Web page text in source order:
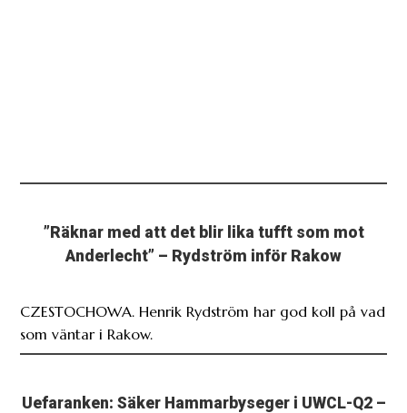
”Räknar med att det blir lika tufft som mot
Anderlecht” – Rydström inför Rakow
CZESTOCHOWA. Henrik Rydström har god koll på vad
som väntar i Rakow.
Uefaranken: Säker Hammarbyseger i UWCL-Q2 –